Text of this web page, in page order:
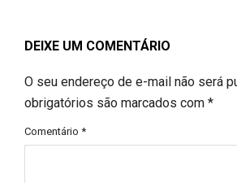
DEIXE UM COMENTÁRIO
O seu endereço de e-mail não será
obrigatórios são marcados com *
Comentário *